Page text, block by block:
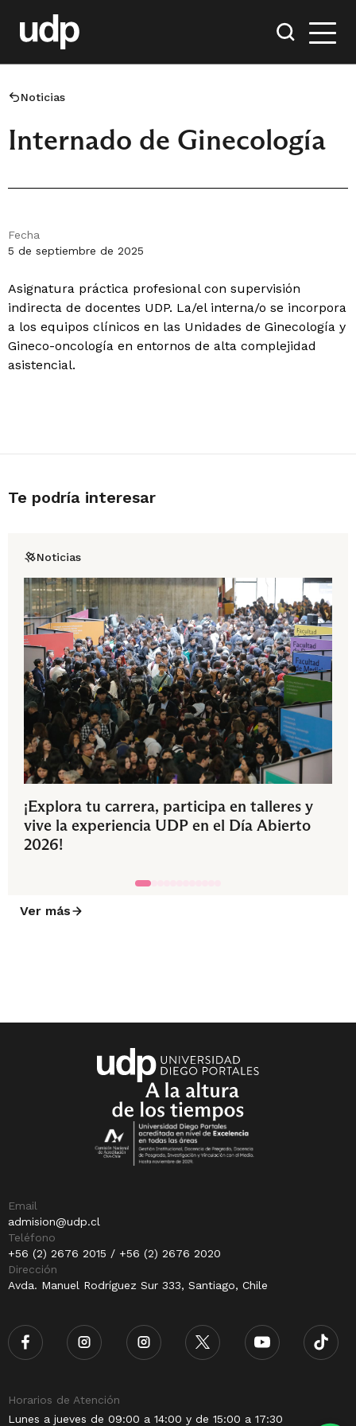
Noticias
Internado de Ginecología
Fecha
5 de septiembre de 2025
Asignatura práctica profesional con supervisión
indirecta de docentes UDP. La/el interna/o se incorpora
a los equipos clínicos en las Unidades de Ginecología y
Gineco-oncología en entornos de alta complejidad
asistencial.
Te podría interesar
Noticias
¡Explora tu carrera, participa en talleres y
vive la experiencia UDP en el Día Abierto
2026!
Ver más
Email
admision@udp.cl
Teléfono
+56 (2) 2676 2015 / +56 (2) 2676 2020
Dirección
Avda. Manuel Rodríguez Sur 333, Santiago, Chile
Horarios de Atención
Lunes a jueves de 09:00 a 14:00 y de 15:00 a 17:30